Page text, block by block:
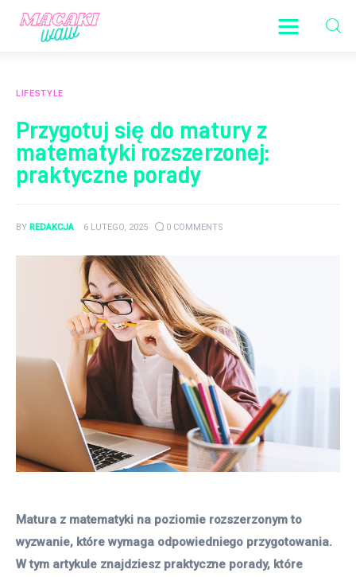
Moje centrum informacji
Lifestyle
Prawo
Rodzina
Sport
LIFESTYLE
Przygotuj się do matury z
matematyki rozszerzonej:
praktyczne porady
BY REDAKCJA 6 LUTEGO, 2025 0 COMMENTS
Matura z matematyki na poziomie rozszerzonym to
wyzwanie, które wymaga odpowiedniego przygotowania.
W tym artykule znajdziesz praktyczne porady, które